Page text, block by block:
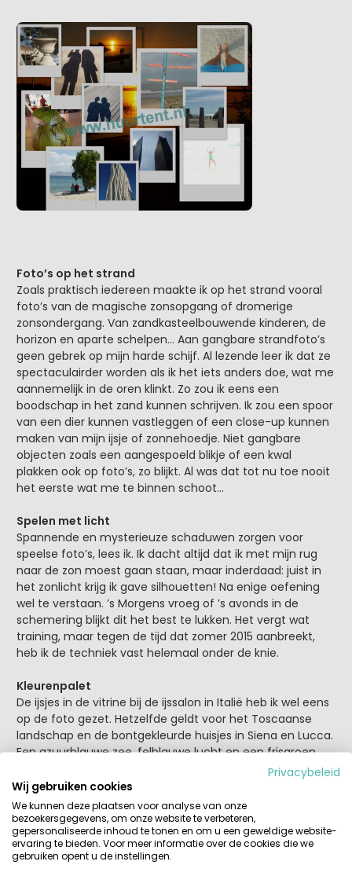
Foto’s op het strand
Zoals praktisch iedereen maakte ik op het strand vooral
foto’s van de magische zonsopgang of dromerige
zonsondergang. Van zandkasteelbouwende kinderen, de
horizon en aparte schelpen… Aan gangbare strandfoto’s
geen gebrek op mijn harde schijf. Al lezende leer ik dat ze
spectaculairder worden als ik het iets anders doe, wat me
aannemelijk in de oren klinkt. Zo zou ik eens een
boodschap in het zand kunnen schrijven. Ik zou een spoor
van een dier kunnen vastleggen of een close-up kunnen
maken van mijn ijsje of zonnehoedje. Niet gangbare
objecten zoals een aangespoeld blikje of een kwal
plakken ook op foto’s, zo blijkt. Al was dat tot nu toe nooit
het eerste wat me te binnen schoot...
Spelen met licht
Spannende en mysterieuze schaduwen zorgen voor
speelse foto’s, lees ik. Ik dacht altijd dat ik met mijn rug
naar de zon moest gaan staan, maar inderdaad: juist in
het zonlicht krijg ik gave silhouetten! Na enige oefening
wel te verstaan. ’s Morgens vroeg of ’s avonds in de
schemering blijkt dit het best te lukken. Het vergt wat
training, maar tegen de tijd dat zomer 2015 aanbreekt,
heb ik de techniek vast helemaal onder de knie.
Kleurenpalet
De ijsjes in de vitrine bij de ijssalon in Italië heb ik wel eens
op de foto gezet. Hetzelfde geldt voor het Toscaanse
landschap en de bontgekleurde huisjes in Siena en Lucca.
Een azuurblauwe zee, felblauwe lucht en een frisgroen
grasveld zijn vast ook wel ergens te bekennen, maar ik
heb zo’n idee dat kleur als achtergrond hier niet echt telt.
Waarom heb ik er nooit aan gedacht om fleurige
bloemen of kleurrijke vruchten van dichtbij te
fotograferen? Of om eens in te zoomen op de strandbal
van mijn kinderen in plaats van op hén? Juist in de zomer
is er volop kleur aanwezig en daar kun je van alles mee, zo
Privacybeleid
Wij gebruiken cookies
We kunnen deze plaatsen voor analyse van onze
bezoekersgegevens, om onze website te verbeteren,
gepersonaliseerde inhoud te tonen en om u een geweldige website-
ervaring te bieden. Voor meer informatie over de cookies die we
gebruiken opent u de instellingen.